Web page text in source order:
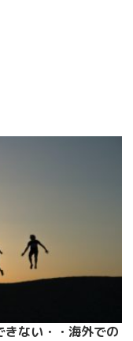
ない・・海外での